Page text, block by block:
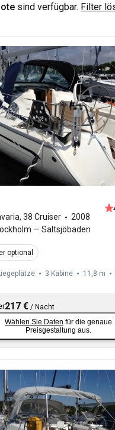
sind verfügbar. Filter
, 38 Cruiser
2008
— Saltsjöbaden
optional
3 Kabine 11,8 m
217 € / Nacht
Wählen Sie Daten für die genaue
Preisgestaltung aus.